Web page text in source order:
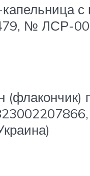
№ ЛСР-